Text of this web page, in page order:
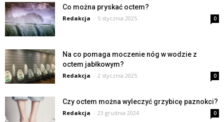
Co można pryskać octem?
Redakcja - 5 stycznia 2025 0
Na co pomaga moczenie nóg w wodzie z
octem jabłkowym?
Redakcja - 2 stycznia 2025 0
Czy octem można wyleczyć grzybicę paznokci?
Redakcja - 23 grudnia 2024 0